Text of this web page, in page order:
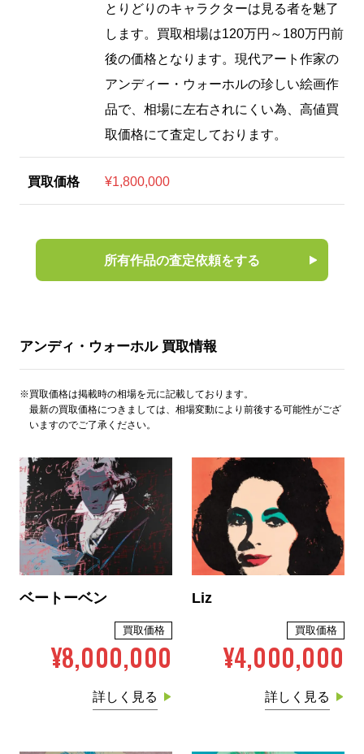
とりどりのキャラクターは見る者を魅了
します。買取相場は120万円～180万円前
後の価格となります。現代アート作家の
アンディー・ウォーホルの珍しい絵画作
品で、相場に左右されにくい為、高値買
取価格にて査定しております。
買取価格 ¥1,800,000
所有作品の査定依頼をする
アンディ・ウォーホル 買取情報
※買取価格は掲載時の相場を元に記載しております。
最新の買取価格につきましては、相場変動により前後する可能性がござ
いますのでご了承ください。
ベートーベン
買取価格
¥8,000,000
詳しく見る
Liz
買取価格
¥4,000,000
詳しく見る